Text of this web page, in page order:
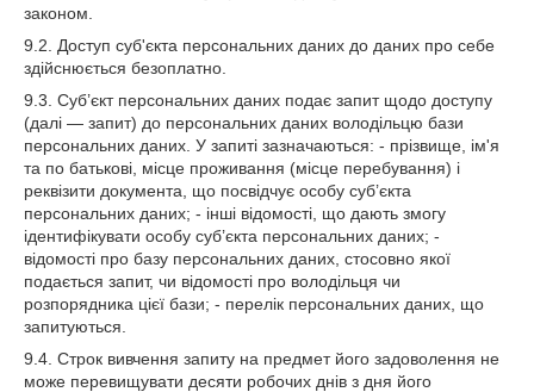
законом.
9.2. Доступ суб'єкта персональних даних до даних про себе
здійснюється безоплатно.
9.3. Суб’єкт персональних даних подає запит щодо доступу
(далі — запит) до персональних даних володільцю бази
персональних даних. У запиті зазначаються: - прізвище, ім'я
та по батькові, місце проживання (місце перебування) і
реквізити документа, що посвідчує особу суб’єкта
персональних даних; - інші відомості, що дають змогу
ідентифікувати особу суб’єкта персональних даних; -
відомості про базу персональних даних, стосовно якої
подається запит, чи відомості про володільця чи
розпорядника цієї бази; - перелік персональних даних, що
запитуються.
9.4. Строк вивчення запиту на предмет його задоволення не
може перевищувати десяти робочих днів з дня його